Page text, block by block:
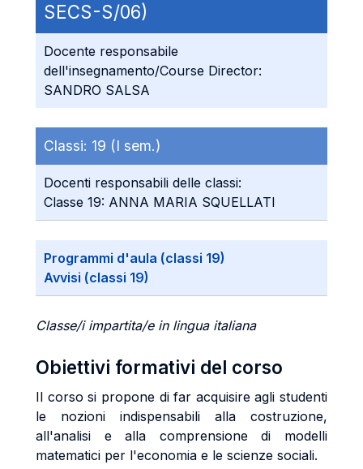
SECS-S/06)
Docente responsabile
dell'insegnamento/Course Director:
SANDRO SALSA
Classi: 19 (I sem.)
Docenti responsabili delle classi:
Classe 19: ANNA MARIA SQUELLATI
Programmi d'aula (classi 19)
Avvisi (classi 19)
Classe/i impartita/e in lingua italiana
Obiettivi formativi del corso
Il corso si propone di far acquisire agli studenti
le nozioni indispensabili alla costruzione,
all'analisi e alla comprensione di modelli
matematici per l'economia e le scienze sociali.